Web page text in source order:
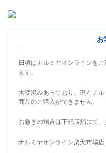
お
日頃はナルミヤオンラインを
ます。
大変混みあっており、現在ナ
商品のご購入ができません。
お急ぎの場合は下記店舗にて、
ナルミヤオンライン楽天市場店